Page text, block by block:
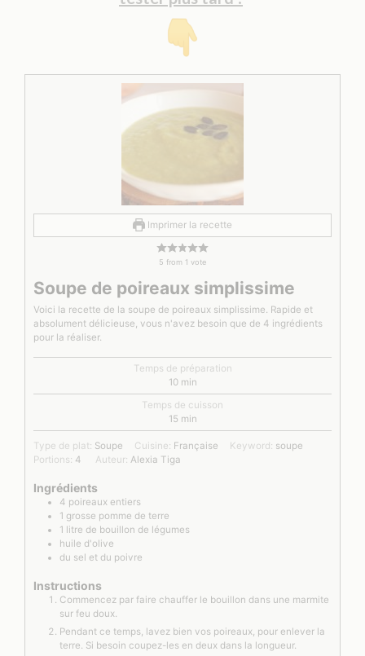
Imprimer la recette
5 from 1 vote
Soupe de poireaux simplissime
Voici la recette de la soupe de poireaux simplissime. Rapide et
absolument délicieuse, vous n'avez besoin que de 4 ingrédients
pour la réaliser.
Temps de préparation
10minutes
min
Temps de cuisson
15minutes
min
Type de plat: Soupe Cuisine: Française Keyword: soupe
Portions: 4 Auteur:Alexia Tiga
Ingrédients
4 poireaux entiers
1 grosse pomme de terre
1 litre de bouillon de légumes
huile d'olive
du sel et du poivre
Instructions
Commencez par faire chauffer le bouillon dans une marmite
sur feu doux.
Pendant ce temps, lavez bien vos poireaux, pour enlever la
terre. Si besoin coupez-les en deux dans la longueur.